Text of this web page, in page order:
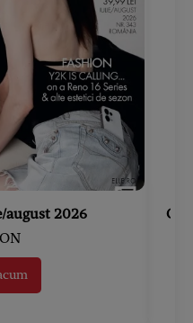
2026